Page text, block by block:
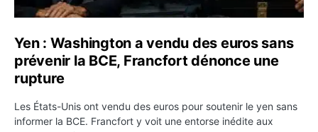
Yen : Washington a vendu des euros sans
prévenir la BCE, Francfort dénonce une
rupture
Les États-Unis ont vendu des euros pour soutenir le yen sans
informer la BCE. Francfort y voit une entorse inédite aux